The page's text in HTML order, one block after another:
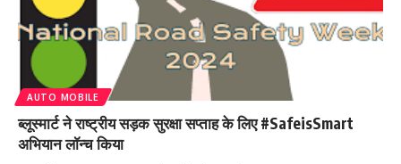
AUTO MOBILE
ब्लूस्मार्ट ने राष्ट्रीय सड़क सुरक्षा सप्ताह के लिए #SafeisSmart
अभियान लॉन्च किया